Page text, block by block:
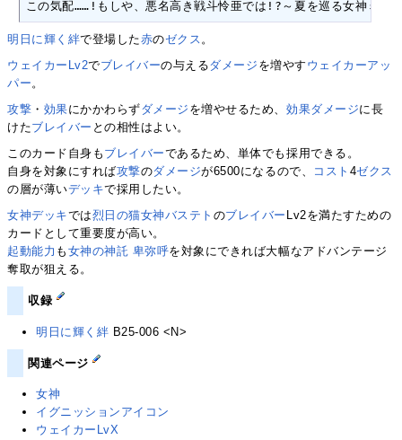
この気配……!もしや、悪名高き戦斗怜亜では!?～夏を巡る女神ミネ
明日に輝く絆で登場した赤のゼクス 。
ウェイカーLv2でブレイバーの与えるダメージ を増やす ウェイカーアッ
パー 。
攻撃 ・ 効果にかかわらずダメージ を増やせるため、効果ダメージに長
けたブレイバー との相性はよい。
このカード自身も ブレイバーであるため、単体でも採用できる。
自身を対象にすれば攻撃のダメージが6500になるので、 コスト 4ゼクス
の層が薄いデッキで採用したい。
女神デッキでは烈日の猫女神バステト のブレイバー Lv2を満たすための
カードとして重要度が高い。
起動能力 も 女神の神託 卑弥呼を対象にできれば大幅なアドバンテージ
奪取が狙える。
収録
明日に輝く絆 B25-006 <N>
関連ページ
女神
イグニッションアイコン
ウェイカーLvX